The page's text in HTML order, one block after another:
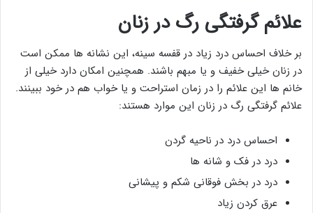
علائم گرفتگی رگ در زنان
بر خلاف احساس درد زیاد در قفسه سینه، این نشانه ها ممکن است
در زنان خیلی خفیف و یا مبهم باشند. همچنین امکان دارد خیلی از
خانم ها این علائم را در زمان استراحت و یا خواب هم در خود ببینند.
علائم گرفتگی رگ در زنان این موارد هستند:
احساس درد در ناحیه گردن
درد در فک و شانه ها
درد در بخش فوقانی شکم و پیشانی
عرق کردن زیاد